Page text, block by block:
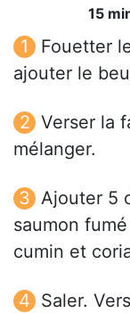
15
Fouetter
ajouter le
Verser la
mélanger.
Ajouter 5
saumon
cumin et
Saler.